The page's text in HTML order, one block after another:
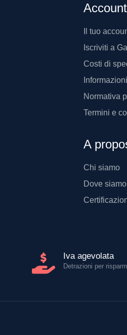
Il tuo
Iscriviti a
Costi di
Normativa
Termini e
A
Chi siamo
Dove siamo
Iva agevolata
Detrazioni per